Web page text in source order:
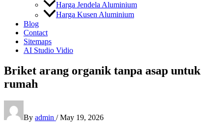
Harga Jendela Aluminium
Harga Kusen Aluminium
Blog
Contact
Sitemaps
AI Studio Vidio
Briket arang organik tanpa asap untuk
rumah
By admin /May 19, 2026